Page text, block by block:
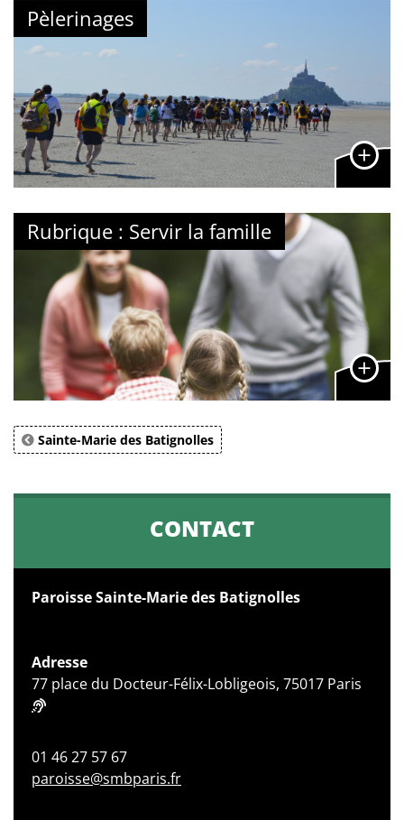
Pèlerinages
Rubrique : Servir la famille
Sainte-Marie des Batignolles
CONTACT
Paroisse Sainte-Marie des Batignolles
Adresse
77 place du Docteur-Félix-Lobligeois, 75017 Paris
01 46 27 57 67
paroisse@smbparis.fr